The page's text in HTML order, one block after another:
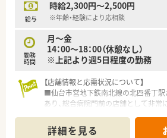
■60歳以上の方も歓迎する年齢不問の
の豊富な知識を地域の患者様のため
■平日は18時までの勤務で残業もほぼ
私生活を高い次元で両立させたい方に
す。
給与
時給2,300円～2,500円
※年齢・経験により応相談
勤務
時間
月～金
14：00～18：00（休憩なし）
※上記より週5日程度の勤務
【店舗情報と応需状況について】
■仙台市営地下鉄南北線の北四番丁
あり、総合病院門前の店舗として非常
り、1日平均45枚程度の処方箋を丁寧
■薬剤師は常勤3名とパート1名の体制
詳細を見る